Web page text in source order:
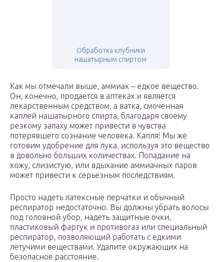
Обработка клубники
нашатырным спиртом
Как мы отмечали выше, аммиак – едкое вещество.
Он, конечно, продается в аптеках и является
лекарственным средством, а ватка, смоченная
каплей нашатырного спирта, благодаря своему
резкому запаху может привести в чувства
потерявшего сознание человека. Капля! Мы же
готовим удобрение для лука, используя это вещество
в довольно больших количествах. Попадание на
кожу, слизистую, или вдыхание аммиачных паров
может привести к серьезным последствиям.
Просто надеть латексные перчатки и обычный
респиратор недостаточно. Вы должны убрать волосы
под головной убор, надеть защитные очки,
пластиковый фартук и противогаз или специальный
респиратор, позволяющий работать с едкими
летучими веществами. Удалите окружающих на
безопасное расстояние.